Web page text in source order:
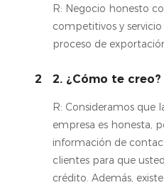
R: Negocio honesto
competitivos y
proceso de
2 2. ¿Cómo te creo?
R: Consideramos que
empresa es honesta,
información de
clientes para que
crédito. Además,